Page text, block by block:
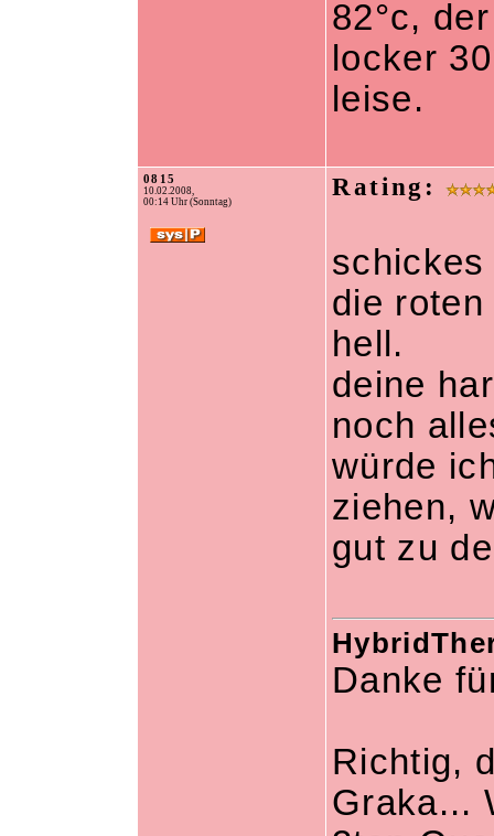
82°c,
locker
leise.
0815
10.02.2008,
00:14 Uhr (Sonntag)
Rating:
die
hell.
deine
noch
würde
ziehen,
gut zu
Danke
Richtig,
Graka...